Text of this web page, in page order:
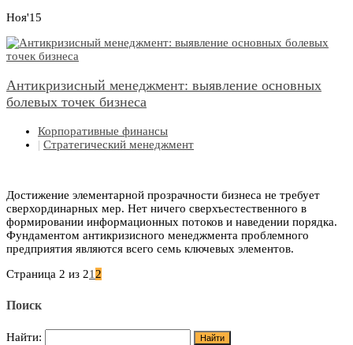
Ноя'15
Антикризисный менеджмент: выявление основных
болевых точек бизнеса
Корпоративные финансы
| Стратегический менеджмент
Достижение элементарной прозрачности бизнеса не требует
сверхординарных мер. Нет ничего сверхъестественного в
формировании информационных потоков и наведении порядка.
Фундаментом антикризисного менеджмента проблемного
предприятия являются всего семь ключевых элементов.
Страница 2 из 212
Поиск
Найти: